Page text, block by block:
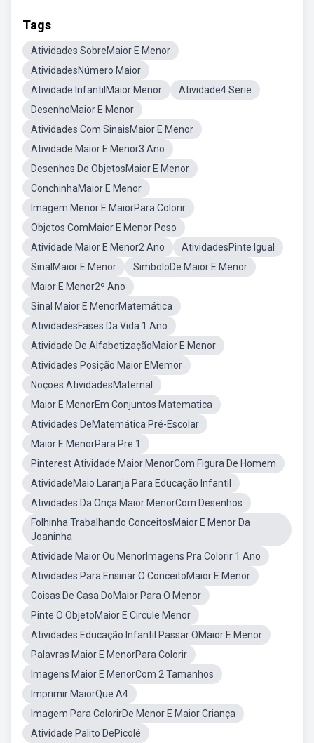
Tags
Atividades SobreMaior E Menor
AtividadesNúmero Maior
Atividade InfantilMaior Menor
Atividade4 Serie
DesenhoMaior E Menor
Atividades Com SinaisMaior E Menor
Atividade Maior E Menor3 Ano
Desenhos De ObjetosMaior E Menor
ConchinhaMaior E Menor
Imagem Menor E MaiorPara Colorir
Objetos ComMaior E Menor Peso
Atividade Maior E Menor2 Ano
AtividadesPinte Igual
SinalMaior E Menor
SimboloDe Maior E Menor
Maior E Menor2º Ano
Sinal Maior E MenorMatemática
AtividadesFases Da Vida 1 Ano
Atividade De AlfabetizaçãoMaior E Menor
Atividades Posição Maior EMemor
Noçoes AtividadesMaternal
Maior E MenorEm Conjuntos Matematica
Atividades DeMatemática Pré-Escolar
Maior E MenorPara Pre 1
Pinterest Atividade Maior MenorCom Figura De Homem
AtividadeMaio Laranja Para Educação Infantil
Atividades Da Onça Maior MenorCom Desenhos
Folhinha Trabalhando ConceitosMaior E Menor Da
Joaninha
Atividade Maior Ou MenorImagens Pra Colorir 1 Ano
Atividades Para Ensinar O ConceitoMaior E Menor
Coisas De Casa DoMaior Para O Menor
Pinte O ObjetoMaior E Circule Menor
Atividades Educação Infantil Passar OMaior E Menor
Palavras Maior E MenorPara Colorir
Imagens Maior E MenorCom 2 Tamanhos
Imprimir MaiorQue A4
Imagem Para ColorirDe Menor E Maior Criança
Atividade Palito DePicolé